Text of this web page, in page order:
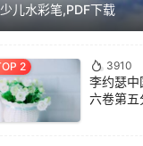
少儿水彩笔,PDF下载
3910
李约瑟中
六卷第五